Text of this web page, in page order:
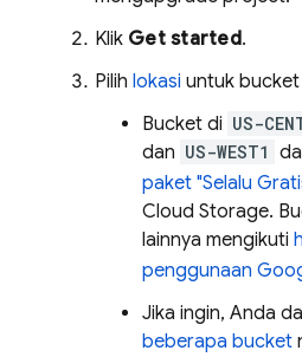
Klik Get started.
Pilih lokasi untuk
Bucket di US-
dan US-WEST1
paket "Selalu
Cloud Storage.
lainnya mengikuti
penggunaan
Jika ingin, Anda
beberapa bucket